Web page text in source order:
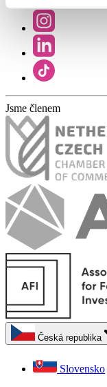
Jsme členem
Česká republika
Slovensko